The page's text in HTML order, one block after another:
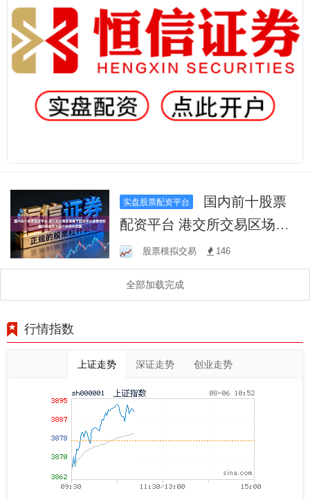
实盘股票配资平台
配资平台 港交所交易区场景
下配资平台合规性核查的资
金集中度分析操作层面
股票模拟交易 146
全部加载完成
行情指数
上证走势 深证走势 创业走势